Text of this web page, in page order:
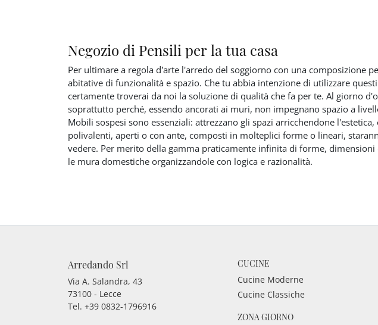
Negozio di Pensili per la tua casa
Per ultimare a regola d’arte l'arredo del soggiorno con una composizione
abitative di funzionalità e spazio. Che tu abbia intenzione di utilizzare
certamente troverai da noi la soluzione di qualità che fa per te. Al giorno
soprattutto perché, essendo ancorati ai muri, non impegnano spazio a
Mobili sospesi sono essenziali: attrezzano gli spazi arricchendone
polivalenti, aperti o con ante, composti in molteplici forme o lineari,
vedere. Per merito della gamma praticamente infinita di forme,
le mura domestiche organizzandole con logica e razionalità.
Arredando Srl
Via A. Salandra, 43
73100 - Lecce
Tel. +39 0832-1796916
CUCINE
Cucine Moderne
Cucine Classiche
ZONA GIORNO